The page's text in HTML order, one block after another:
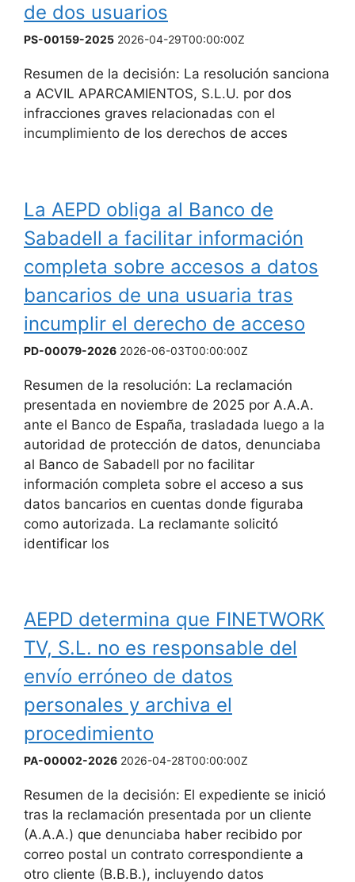
de dos usuarios
PS-00159-2025 2026-04-29T00:00:00Z
Resumen de la decisión: La resolución sanciona
a ACVIL APARCAMIENTOS, S.L.U. por dos
infracciones graves relacionadas con el
incumplimiento de los derechos de acces
La AEPD obliga al Banco de
Sabadell a facilitar información
completa sobre accesos a datos
bancarios de una usuaria tras
incumplir el derecho de acceso
PD-00079-2026 2026-06-03T00:00:00Z
Resumen de la resolución: La reclamación
presentada en noviembre de 2025 por A.A.A.
ante el Banco de España, trasladada luego a la
autoridad de protección de datos, denunciaba
al Banco de Sabadell por no facilitar
información completa sobre el acceso a sus
datos bancarios en cuentas donde figuraba
como autorizada. La reclamante solicitó
identificar los
AEPD determina que FINETWORK
TV, S.L. no es responsable del
envío erróneo de datos
personales y archiva el
procedimiento
PA-00002-2026 2026-04-28T00:00:00Z
Resumen de la decisión: El expediente se inició
tras la reclamación presentada por un cliente
(A.A.A.) que denunciaba haber recibido por
correo postal un contrato correspondiente a
otro cliente (B.B.B.), incluyendo datos